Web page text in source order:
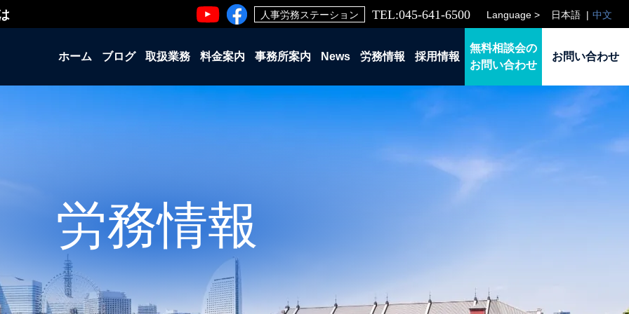
人事労務ステーション TEL:045-641-6500 Language > 日本語 中文
ホーム ブログ 取扱業務 料金案内 事務所案内 News 労務情報 採用情報
無料相談会の
お問い合わせ
お問い合わせ
労務情報